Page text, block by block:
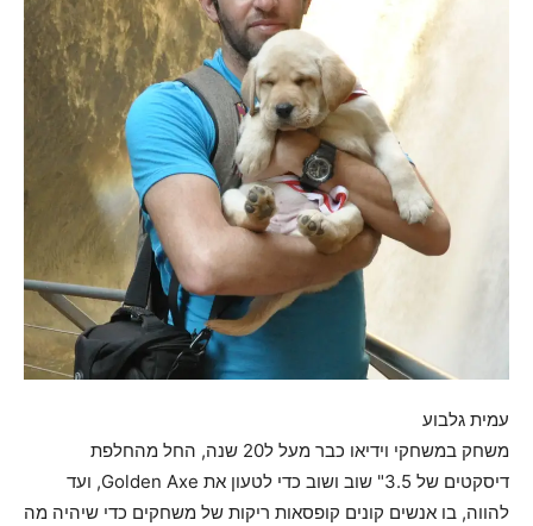
עמית גלבוע
משחק במשחקי וידיאו כבר מעל ל20 שנה, החל מהחלפת
דיסקטים של 3.5" שוב ושוב כדי לטעון את Golden Axe, ועד
להווה, בו אנשים קונים קופסאות ריקות של משחקים כדי שיהיה מה